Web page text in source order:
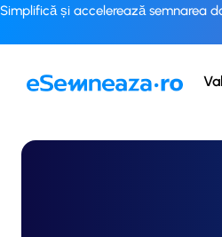
Simplifică și accelerează semnarea